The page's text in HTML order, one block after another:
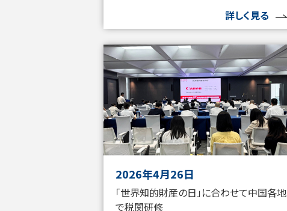
詳しく見る
2026年4月26日
「世界知的財産の日」に合わせて中国各地
で税関研修